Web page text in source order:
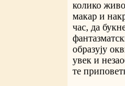
колико
макар и
час, да
образују
увек и
те